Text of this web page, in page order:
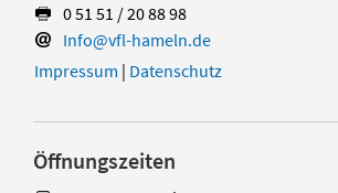
0 51 51 / 20 88 98
Info@vfl-hameln.de
Impressum | Datenschutz
Öffnungszeiten